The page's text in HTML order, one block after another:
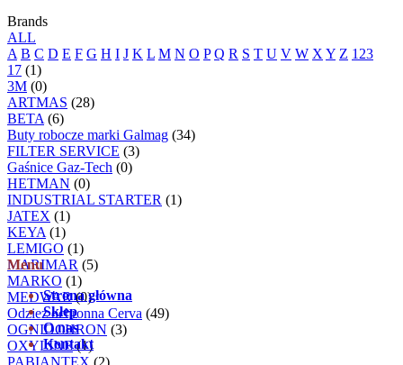
Brands
ALL
A B C D E F G H I J K L M N O P Q R S T U V W X Y Z 123
17 (1)
3M (0)
ARTMAS (28)
BETA (6)
Buty robocze marki Galmag (34)
FILTER SERVICE (3)
Gaśnice Gaz-Tech (0)
HETMAN (0)
INDUSTRIAL STARTER (1)
JATEX (1)
KEYA (1)
LEMIGO (1)
MARIMAR (5)
MARKO (1)
MEDWAR(0)
Odzież ochronna Cerva (49)
OGNIOCHRON (3)
OXYLINE(1)
Menu
Strona główna
Sklep
O nas
Kontakt